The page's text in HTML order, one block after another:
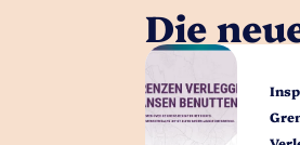
Die